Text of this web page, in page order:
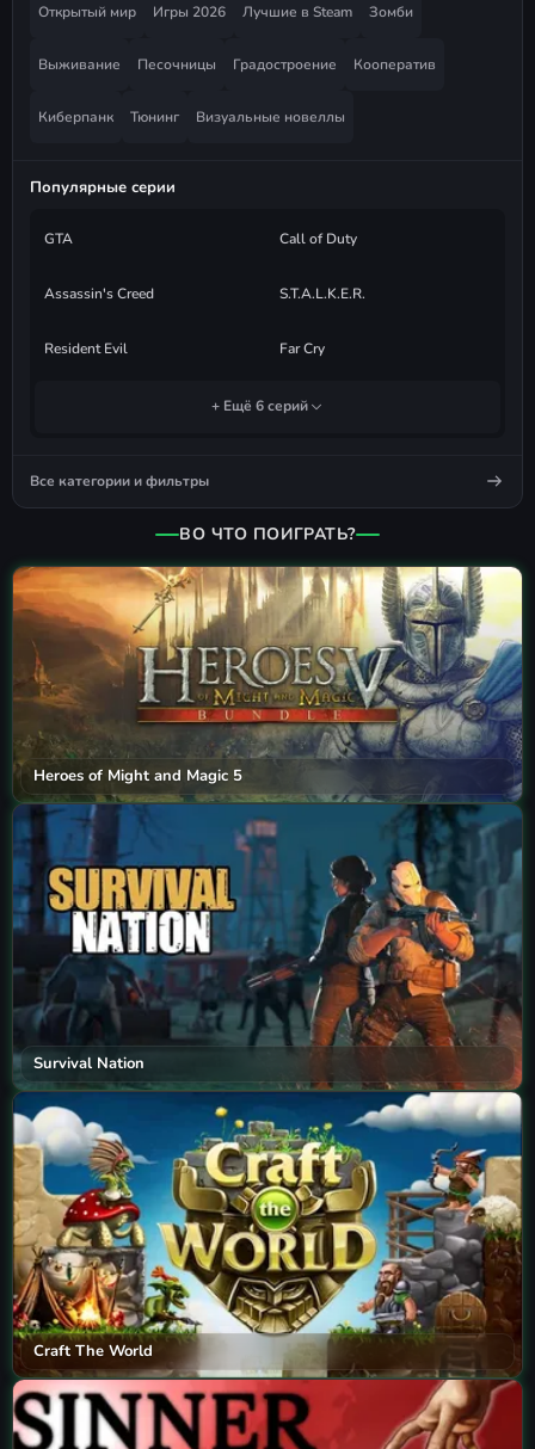
Открытый мир Игры 2026 Лучшие в Steam Зомби
Выживание Песочницы Градостроение Кооператив
Киберпанк Тюнинг Визуальные новеллы
Популярные серии
GTA Call of Duty
Assassin's Creed S.T.A.L.K.E.R.
Resident Evil Far Cry
+ Ещё 6 серий
Все категории и фильтры
ВО ЧТО ПОИГРАТЬ?
Heroes of Might and Magic 5
Survival Nation
Craft The World